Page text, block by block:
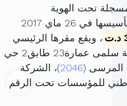
تحت الهوية
. تم تأسيسها في 26 ماي 2017
، ويقع مقرها الرئيسي
في محل مخابرتها إقامة سلمى عمارة23 طابق2 حي
المرسى (2046)، الشركة
للمؤسسات تحت الرقم